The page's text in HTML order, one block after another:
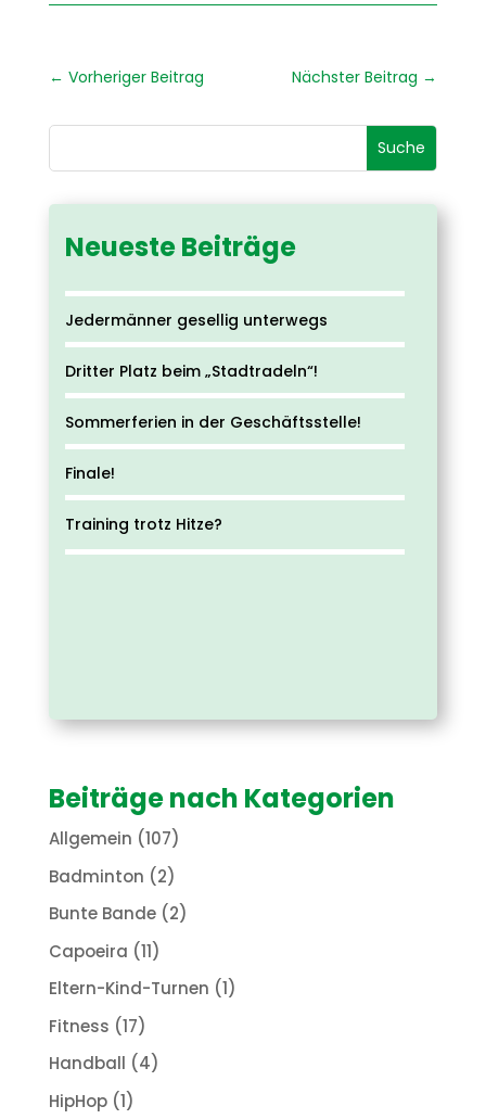
← Vorheriger Beitrag Nächster Beitrag →
Neueste Beiträge
Jedermänner gesellig unterwegs
Dritter Platz beim „Stadtradeln“!
Sommerferien in der Geschäftsstelle!
Finale!
Training trotz Hitze?
Beiträge nach Kategorien
Allgemein (107)
Badminton (2)
Bunte Bande(2)
Capoeira (11)
Eltern-Kind-Turnen (1)
Fitness (17)
Handball (4)
HipHop(1)